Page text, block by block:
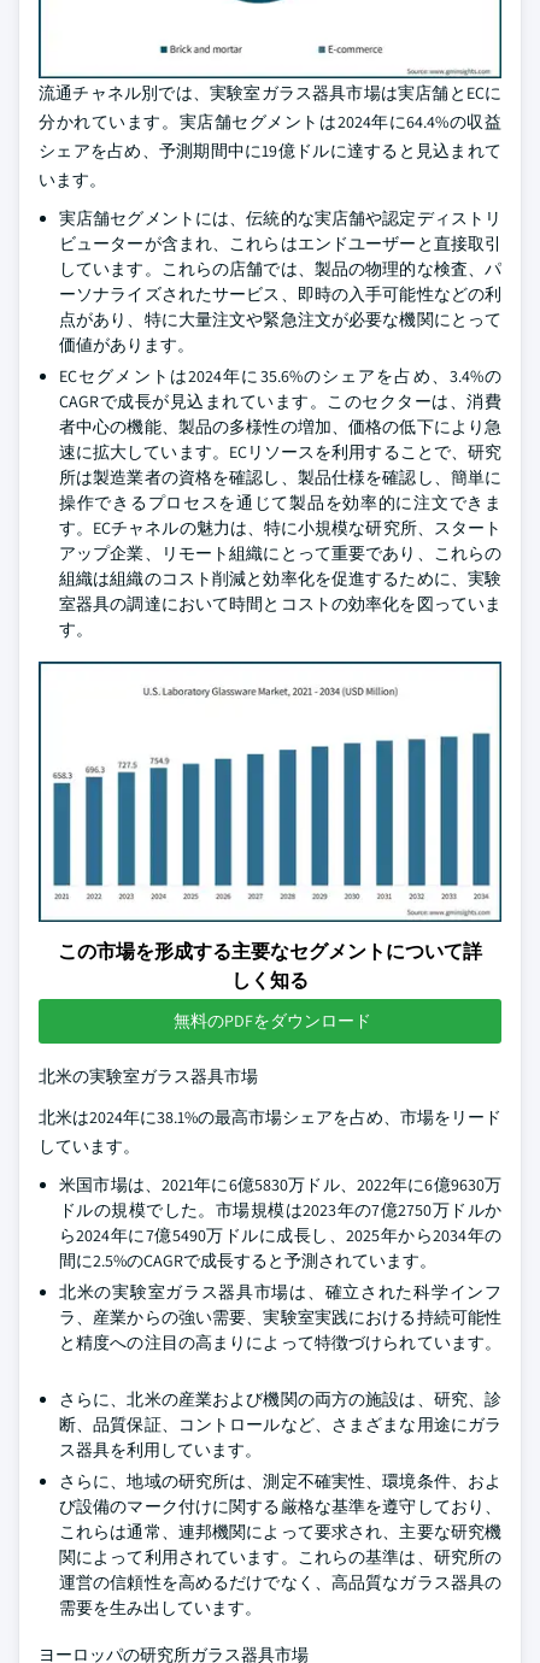
流通チャネル別では、実験室ガラス器具市場は実店舗とECに
分かれています。実店舗セグメントは2024年に64.4%の収益
シェアを占め、予測期間中に19億ドルに達すると見込まれて
います。
実店舗セグメントには、伝統的な実店舗や認定ディストリ
ビューターが含まれ、これらはエンドユーザーと直接取引
しています。これらの店舗では、製品の物理的な検査、パ
ーソナライズされたサービス、即時の入手可能性などの利
点があり、特に大量注文や緊急注文が必要な機関にとって
価値があります。
ECセグメントは2024年に35.6%のシェアを占め、3.4%の
CAGRで成長が見込まれています。このセクターは、消費
者中心の機能、製品の多様性の増加、価格の低下により急
速に拡大しています。ECリソースを利用することで、研究
所は製造業者の資格を確認し、製品仕様を確認し、簡単に
操作できるプロセスを通じて製品を効率的に注文できま
す。ECチャネルの魅力は、特に小規模な研究所、スタート
アップ企業、リモート組織にとって重要であり、これらの
組織は組織のコスト削減と効率化を促進するために、実験
室器具の調達において時間とコストの効率化を図っていま
す。
この市場を形成する主要なセグメントについて詳
しく知る
無料のPDFをダウンロード
北米の実験室ガラス器具市場
北米は2024年に38.1%の最高市場シェアを占め、市場をリード
しています。
米国市場は、2021年に6億5830万ドル、2022年に6億9630万
ドルの規模でした。市場規模は2023年の7億2750万ドルか
ら2024年に7億5490万ドルに成長し、2025年から2034年の
間に2.5%のCAGRで成長すると予測されています。
北米の実験室ガラス器具市場は、確立された科学インフ
ラ、産業からの強い需要、実験室実践における持続可能性
と精度への注目の高まりによって特徴づけられています。
さらに、北米の産業および機関の両方の施設は、研究、診
断、品質保証、コントロールなど、さまざまな用途にガラ
ス器具を利用しています。
さらに、地域の研究所は、測定不確実性、環境条件、およ
び設備のマーク付けに関する厳格な基準を遵守しており、
これらは通常、連邦機関によって要求され、主要な研究機
関によって利用されています。これらの基準は、研究所の
運営の信頼性を高めるだけでなく、高品質なガラス器具の
需要を生み出しています。
ヨーロッパの研究所ガラス器具市場